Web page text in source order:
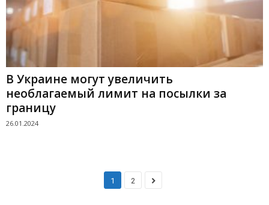
В Украине могут увеличить
необлагаемый лимит на посылки за
границу
26.01.2024
1 2